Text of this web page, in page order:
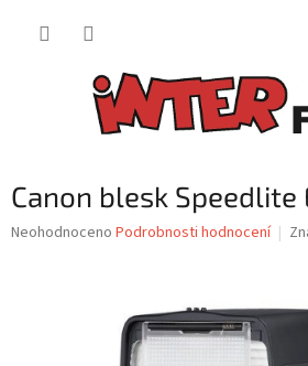
Canon blesk Speedlite
Průměrné
Neohodnoceno Podrobnosti hodnocení